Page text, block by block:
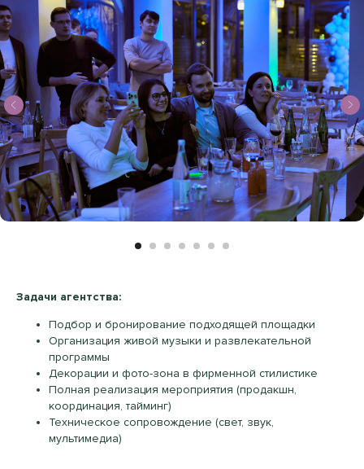
Задачи агентства:
Подбор и бронирование подходящей площадки
Организация живой музыки и развлекательной
программы
Декорации и фото-зона в фирменной стилистике
Полная реализация мероприятия (продакшн,
координация, тайминг)
Техническое сопровождение (свет, звук,
мультимедиа)